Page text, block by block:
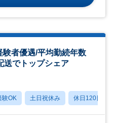
験者優遇/平均勤続年数
送でトップシェア
験OK 土日祝休み 休日120日以上